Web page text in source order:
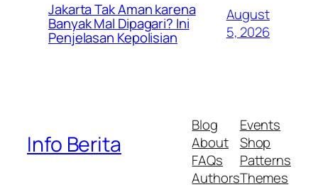
Jakarta Tak Aman karena
Banyak Mal Dipagari? Ini
Penjelasan Kepolisian
August
5, 2026
Info Berita
Blog
About
FAQs
Authors
Events
Shop
Patterns
Themes